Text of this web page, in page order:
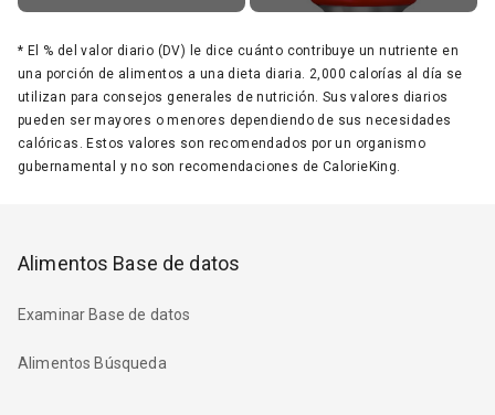
* El % del valor diario (DV) le dice cuánto contribuye un nutriente en
una porción de alimentos a una dieta diaria. 2,000 calorías al día se
utilizan para consejos generales de nutrición. Sus valores diarios
pueden ser mayores o menores dependiendo de sus necesidades
calóricas. Estos valores son recomendados por un organismo
gubernamental y no son recomendaciones de CalorieKing.
Alimentos Base de datos
Examinar Base de datos
Alimentos Búsqueda